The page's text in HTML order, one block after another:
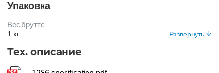
24 месяца
ЧЕРНЫЙ
Упаковка
Развернуть
Вес брутто
1 кг
Вид упаковки
Банка пластиковая
Тех. описание